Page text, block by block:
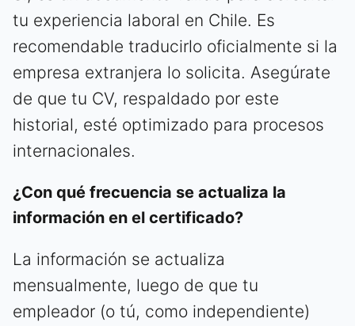
tu experiencia laboral en Chile. Es
recomendable traducirlo oficialmente si la
empresa extranjera lo solicita. Asegúrate
de que tu CV, respaldado por este
historial, esté optimizado para procesos
internacionales.
¿Con qué frecuencia se actualiza la
información en el certificado?
La información se actualiza
mensualmente, luego de que tu
empleador (o tú, como independiente)